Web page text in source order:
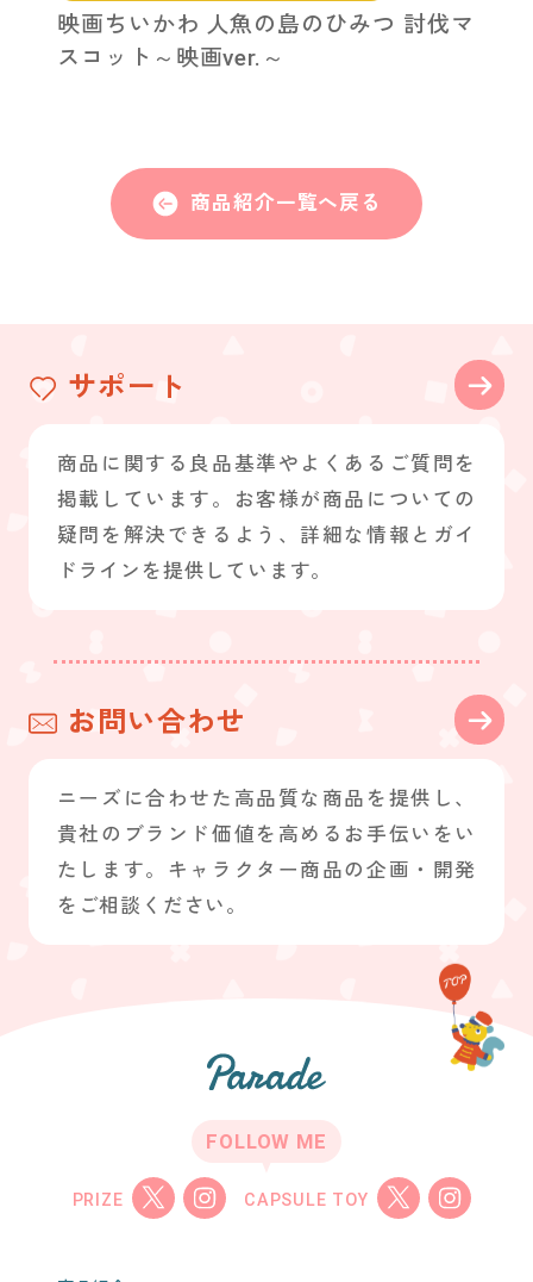
映画ちいかわ 人魚の島のひみつ 討伐マ
スコット～映画ver.～
商品紹介一覧へ戻る
サポート
商品に関する良品基準やよくあるご質問を
掲載しています。お客様が商品についての
疑問を解決できるよう、詳細な情報とガイ
ドラインを提供しています。
お問い合わせ
ニーズに合わせた高品質な商品を提供し、
貴社のブランド価値を高めるお手伝いをい
たします。キャラクター商品の企画・開発
をご相談ください。
FOLLOW ME
PRIZE CAPSULE TOY